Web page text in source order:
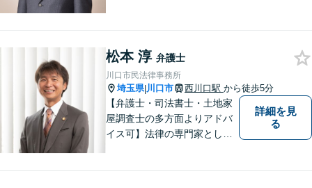
りごとがあれば、お早めにご
相談を！
松本 淳 弁護士
川口市民法律事務所
埼玉県|川口市 西川口駅 から徒歩5分
【弁護士・司法書士・土地家
屋調査士の多方面よりアドバ
イス可】法律の専門家として
詳細を見
る